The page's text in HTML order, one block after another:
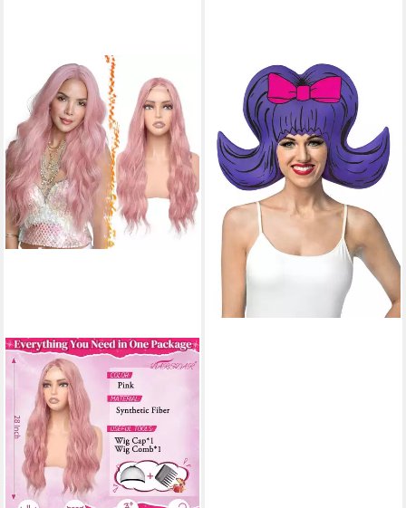
IMPOSTA COSTUMES
Kostüm-Perücke 60er Jahre
Stoffperücke violett, Witzige
Bouffant Perücke für Euer
Retro Kostüm
28,39 €
lieferbar - in 2-3 Werktagen bei dir